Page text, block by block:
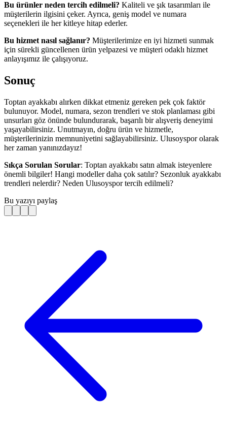
Bu ürünler neden tercih edilmeli? Kaliteli ve şık tasarımları ile
müşterilerin ilgisini çeker. Ayrıca, geniş model ve numara
seçenekleri ile her kitleye hitap ederler.
Bu hizmet nasıl sağlanır? Müşterilerimize en iyi hizmeti sunmak
için sürekli güncellenen ürün yelpazesi ve müşteri odaklı hizmet
anlayışımız ile çalışıyoruz.
Sonuç
Toptan ayakkabı alırken dikkat etmeniz gereken pek çok faktör
bulunuyor. Model, numara, sezon trendleri ve stok planlaması gibi
unsurları göz önünde bulundurarak, başarılı bir alışveriş deneyimi
yaşayabilirsiniz. Unutmayın, doğru ürün ve hizmetle,
müşterilerinizin memnuniyetini sağlayabilirsiniz. Ulusoyspor olarak
her zaman yanınızdayız!
Sıkça Sorulan Sorular: Toptan ayakkabı satın almak isteyenlere
önemli bilgiler! Hangi modeller daha çok satılır? Sezonluk ayakkabı
trendleri nelerdir? Neden Ulusoyspor tercih edilmeli?
Bu yazıyı paylaş